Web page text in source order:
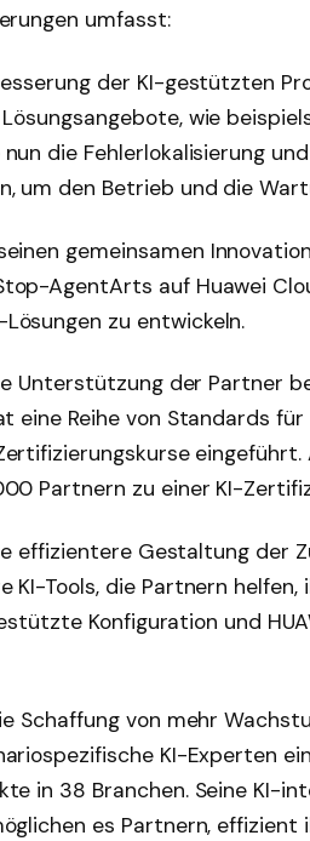
umfasst:
der KI-gestützten
wie
die Fehlerlokalisierung
um den Betrieb und die
gemeinsamen
AgentArts auf Huawei
zu entwickeln.
Unterstützung der Partner
eine Reihe von Standards
Partnern zu einer KI-
effizientere Gestaltung der
KI-Tools, die Partnern
Konfiguration und
Schaffung von mehr
KI-Experten
in 38 Branchen. Seine KI-
es Partnern, effizient